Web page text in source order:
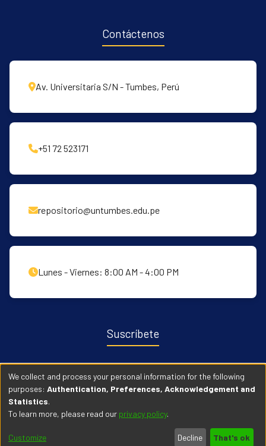
Contáctenos
Av. Universitaria S/N - Tumbes, Perú
+51 72 523171
repositorio@untumbes.edu.pe
Lunes - Viernes: 8:00 AM - 4:00 PM
Suscríbete
Recibe notificaciones sobre nuevas publicaciones y eventos
relacionados con el repositorio. ingresa Aqui →
We collect and process your personal information for the following
purposes: Authentication, Preferences, Acknowledgement and
Statistics.
To learn more, please read our privacy policy.
Customize Decline That's ok